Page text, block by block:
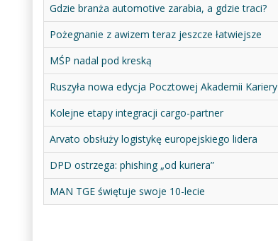
Gdzie branża automotive zarabia, a gdzie traci?
Pożegnanie z awizem teraz jeszcze łatwiejsze
MŚP nadal pod kreską
Ruszyła nowa edycja Pocztowej Akademii Kariery
Kolejne etapy integracji cargo-partner
Arvato obsłuży logistykę europejskiego lidera
DPD ostrzega: phishing „od kuriera”
MAN TGE świętuje swoje 10-lecie